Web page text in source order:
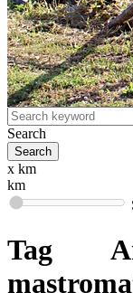
Search
x km
km
Tag